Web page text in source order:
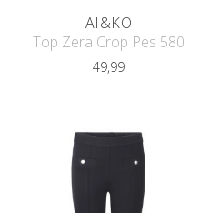
AI&KO
Top Zera Crop Pes 580
49,99